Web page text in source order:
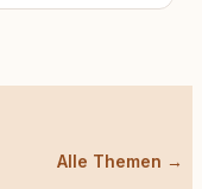
Alle Themen →